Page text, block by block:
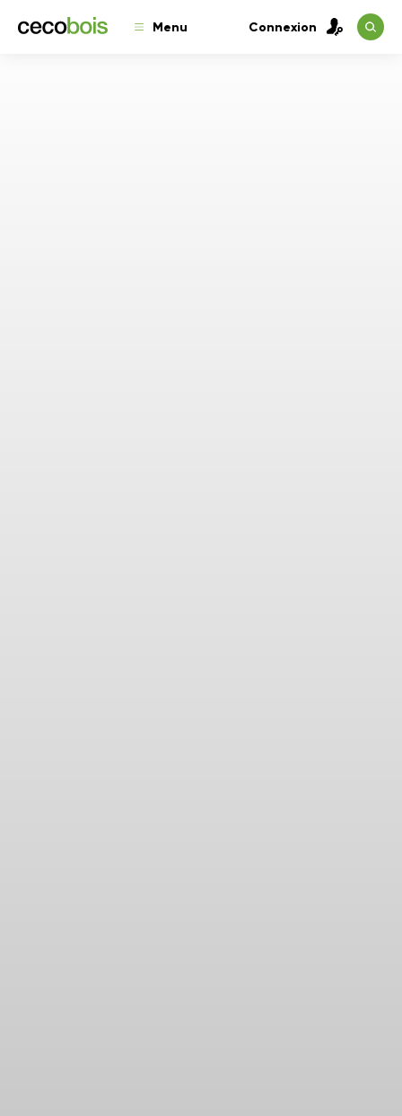
Menu Connexion